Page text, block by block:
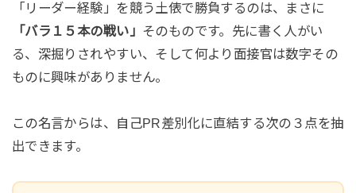
「リーダー経験」を競う土俵で勝負するのは、まさに
「バラ１５本の戦い」 そのものです。先に書く人がい
る、深掘りされやすい、そして何より面接官は数字その
ものに興味がありません。
この名言からは、自己PR差別化に直結する次の３点を抽
出できます。